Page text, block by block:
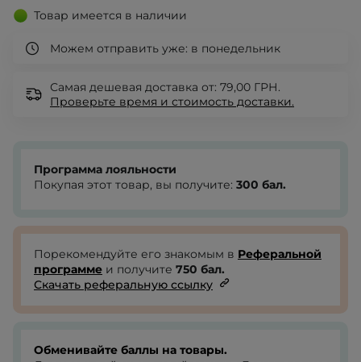
Товар имеется в наличии
Можем отправить уже: в понедельник
Самая дешевая доставка от: 79,00 ГРН.
Проверьте время и стоимость доставки.
Программа лояльности
Покупая этот товар, вы получите: 300 бал.
Порекомендуйте его знакомым в Реферальной
программе и получите 750 бал.
Скачать реферальную ссылку
Обменивайте баллы на товары.